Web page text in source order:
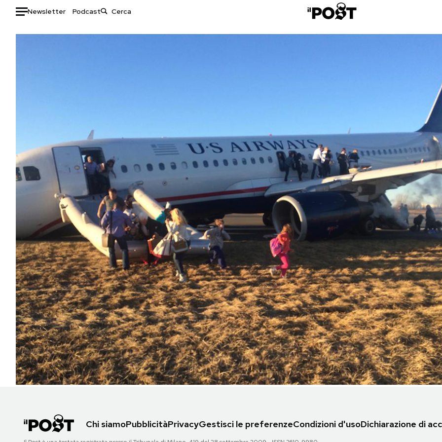
Newsletter Podcast
Auto
Internet
Scienza
Cultura
Economia
Sport
Ok Boomer!
Europa
Altrecose
Mondiali calcio 2026
PODCAST
NEWSLETTER
I MIEI PREFERITI
SHOP
CALENDARIO
Area PersonaleChi siamoPubblicitàPrivacyGestisci le preferenzeCondizioni d'usoDichiarazione di